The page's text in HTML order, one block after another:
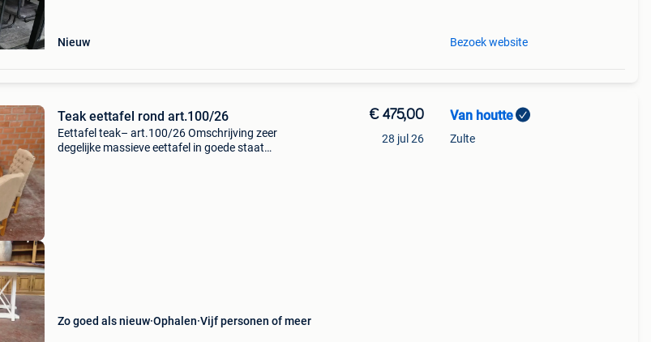
Nieuw Bezoek website
Teak eettafel rond art.100/26
Eettafel teak– art.100/26 Omschrijving zeer
degelijke massieve eettafel in goede staat
Zo goed als nieuw Ophalen Vijf personen of meer
€ 475,00
28 jul 26
Van houtte
Zulte